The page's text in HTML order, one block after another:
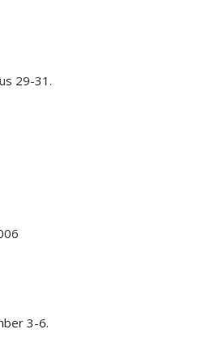
29-31.
3-6.